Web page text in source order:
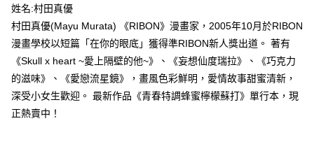
※ 請注意：結帳手續完成當下不需立刻繳費，但若您需要取消訂單，請聯絡
購買商品的店家。未經商家同意取消之訂單仍視為有效，需透過AFTEE先享
後付繳納相關費用。
※ 交易是否成功請以「AFTEE先享後付 」之結帳頁面顯示為準，若有關於
是否繳費成功／繳費後需取消欲退款等相關疑問，請聯繫「AFTEE先享後付
【注意事項】
１．透過由恩沛科技股份有限公司提供之「AFTEE先享後付」服務完成之交
易，需依本服務之必要範圍內提供個人資料，並將交易相關給付款項請求債
每筆NT$80，滿NT$500(含以上)免運費
付款後萊爾富取貨
每筆NT$80，滿NT$500(含以上)免運費
7-11取貨付款
每筆NT$80，滿NT$500(含以上)免運費
姓名:村田真優
村田真優(Mayu Murata) 《RIBON》漫畫家，2005年10月於RIBON
漫畫學校以短篇「在你的眼底」獲得準RIBON新人獎出道。 著有
《Skull x heart ~愛上隔壁的他~》、《妄想仙度瑞拉》、《巧克力
的滋味》、《愛戀流星鏡》，畫風色彩鮮明，愛情故事甜蜜清新，
深受小女生歡迎。 最新作品《青春特調蜂蜜檸檬蘇打》單行本，現
正熱賣中！